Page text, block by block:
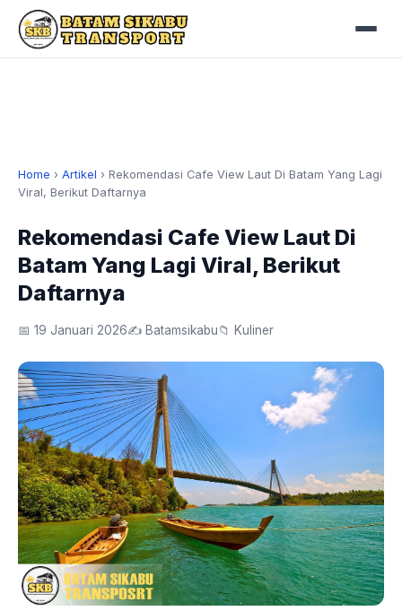
Home › Artikel › Rekomendasi Cafe View Laut Di Batam Yang Lagi
Viral, Berikut Daftarnya
Rekomendasi Cafe View Laut Di
Batam Yang Lagi Viral, Berikut
Daftarnya
📅 19 Januari 2026✍️ Batamsikabu📁 Kuliner